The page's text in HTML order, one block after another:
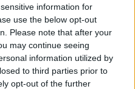
information for
use the below opt-out
Please note that after your
may continue seeing
information utilized by
to third parties prior to
opt-out of the further
να διαθέτει
πατάξει την
του
«αδυνατούν»